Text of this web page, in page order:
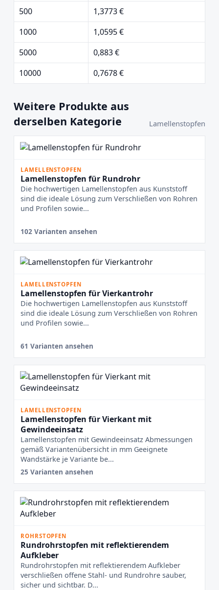
500
1,3773 €
1000
1,0595 €
5000
0,883 €
10000
0,7678 €
Weitere Produkte aus
derselben Kategorie
Lamellenstopfen
LAMELLENSTOPFEN
Lamellenstopfen für Rundrohr
Die hochwertigen Lamellenstopfen aus Kunststoff
sind die ideale Lösung zum Verschließen von Rohren
und Profilen sowie...
102 Varianten ansehen
LAMELLENSTOPFEN
Lamellenstopfen für Vierkantrohr
Die hochwertigen Lamellenstopfen aus Kunststoff
sind die ideale Lösung zum Verschließen von Rohren
und Profilen sowie...
61 Varianten ansehen
LAMELLENSTOPFEN
Lamellenstopfen für Vierkant mit
Gewindeeinsatz
Lamellenstopfen mit Gewindeeinsatz Abmessungen
gemäß Variantenübersicht in mm Geeignete
Wandstärke je Variante be...
25 Varianten ansehen
ROHRSTOPFEN
Rundrohrstopfen mit reflektierendem
Aufkleber
Rundrohrstopfen mit reflektierendem Aufkleber
verschließen offene Stahl- und Rundrohre sauber,
sicher und sichtbar. D...